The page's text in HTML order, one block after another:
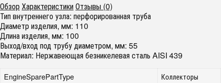
ОбзорХарактеристикиОтзывы (0)
Тип внутреннего узла: перфорированная труба
Диаметр изделия, мм: 110
Длина изделия, мм: 100
Выход/вход под трубу диаметром, мм: 55
Материал: Нержавеющая безникелевая сталь AISI 439
EngineSparePartType Коллекторы